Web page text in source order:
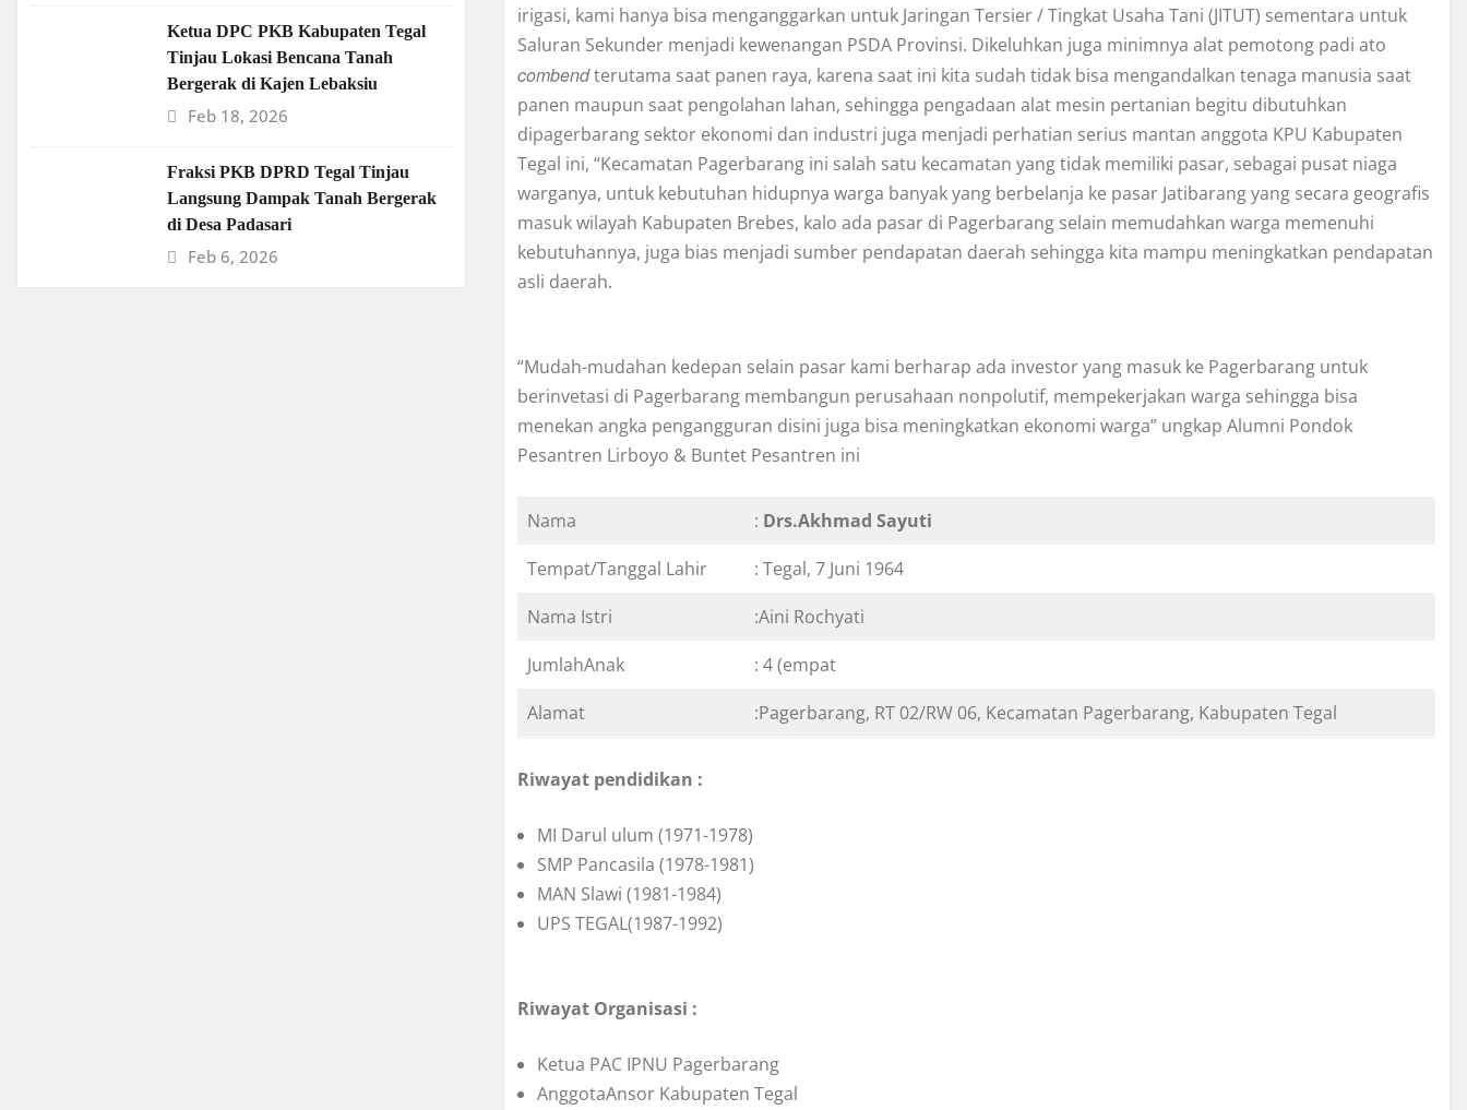
Ketua DPC PKB Kabupaten Tegal
Tinjau Lokasi Bencana Tanah
Bergerak di Kajen Lebaksiu
Feb 18, 2026
Fraksi PKB DPRD Tegal Tinjau
Langsung Dampak Tanah Bergerak
di Desa Padasari
Feb 6, 2026
irigasi, kami hanya bisa menganggarkan untuk Jaringan Tersier / Tingkat Usaha Tani (JITUT) sementara untuk
Saluran Sekunder menjadi kewenangan PSDA Provinsi. Dikeluhkan juga minimnya alat pemotong padi ato
combendterutama saat panen raya, karena saat ini kita sudah tidak bisa mengandalkan tenaga manusia saat
panen maupun saat pengolahan lahan, sehingga pengadaan alat mesin pertanian begitu dibutuhkan
dipagerbarang sektor ekonomi dan industri juga menjadi perhatian serius mantan anggota KPU Kabupaten
Tegal ini, “Kecamatan Pagerbarang ini salah satu kecamatan yang tidak memiliki pasar, sebagai pusat niaga
warganya, untuk kebutuhan hidupnya warga banyak yang berbelanja ke pasar Jatibarang yang secara geografis
masuk wilayah Kabupaten Brebes, kalo ada pasar di Pagerbarang selain memudahkan warga memenuhi
kebutuhannya, juga bias menjadi sumber pendapatan daerah sehingga kita mampu meningkatkan pendapatan
asli daerah.
“Mudah-mudahan kedepan selain pasar kami berharap ada investor yang masuk ke Pagerbarang untuk
berinvetasi di Pagerbarang membangun perusahaan nonpolutif, mempekerjakan warga sehingga bisa
menekan angka pengangguran disini juga bisa meningkatkan ekonomi warga” ungkap Alumni Pondok
Pesantren Lirboyo & Buntet Pesantren ini
Nama : Drs.Akhmad Sayuti
Tempat/Tanggal Lahir
: Tegal, 7 Juni 1964
Nama Istri
:Aini Rochyati
JumlahAnak
: 4 (empat
Alamat
:Pagerbarang, RT 02/RW 06, Kecamatan Pagerbarang, Kabupaten Tegal
Riwayat pendidikan :
MI Darul ulum (1971-1978)
SMP Pancasila (1978-1981)
MAN Slawi (1981-1984)
UPS TEGAL(1987-1992)
Riwayat Organisasi :
Ketua PAC IPNU Pagerbarang
AnggotaAnsor Kabupaten Tegal